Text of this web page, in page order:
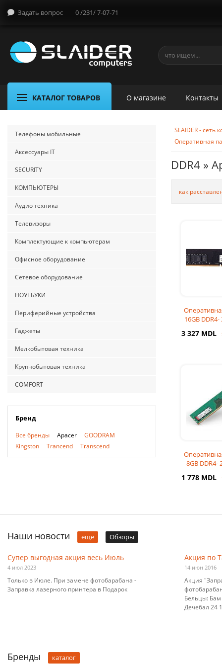
Задать вопрос 0 /231/ 7-07-71
КАТАЛОГ ТОВАРОВ О магазине Контакты
Телефоны мобильные
Аксессуары IT
SECURITY
КОМПЬЮТЕРЫ
Аудио техника
Телевизоры
Комплектующие к компьютерам
Офисное оборудование
Сетевое оборудование
НОУТБУКИ
Периферийные устройства
Гаджеты
Мелкобытовая техника
Крупнобытовая техника
COMFORT
Бренд
Все бренды Apacer
GOODRAM
Kingston
Trancend Transcend
SLAIDER - сеть
Оперативная
DDR4 »
как
16GB
3 327 MDL
8GB DDR4-
1 778 MDL
Наши новости ещё Обзоры
Супер выгодная акция весь Июль
4 июл 2023
Только в Июле. При замене фотобарабана -
Заправка лазерного принтера в Подарок
Акция по
14 июн 2016
Акция
Бельцы: Бам
Дечебал 24
Бренды каталог